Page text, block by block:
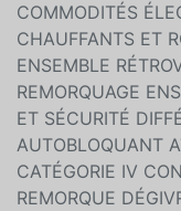
COMMODITÉS
CHAUFFANTS ET
ENSEMBLE
REMORQUAGE
ET SÉCURITÉ
AUTOBLOQUANT
CATÉGORIE IV
REMORQUE